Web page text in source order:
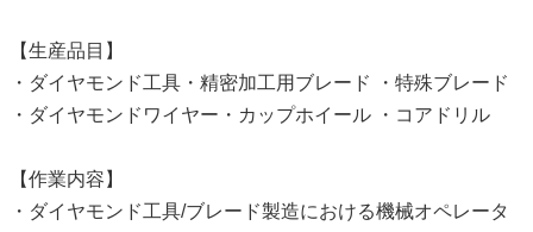
【生産品目】
・ダイヤモンド工具・精密加工用ブレード ・特殊ブレード
・ダイヤモンドワイヤー・カップホイール ・コアドリル
【作業内容】
・ダイヤモンド工具/ブレード製造における機械オペレータ